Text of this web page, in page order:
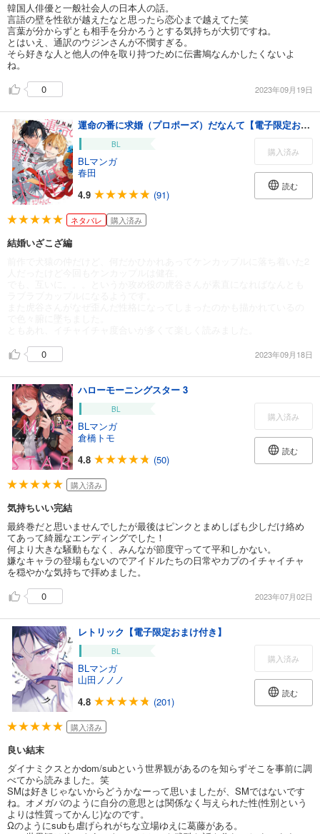
韓国人俳優と一般社会人の日本人の話。
言語の壁を性欲が越えたなと思ったら恋心まで越えてた笑
言葉が分からずとも相手を分かろうとする気持ちが大切ですね。
とはいえ、通訳のウジンさんが不憫すぎる。
そら好きな人と他人の仲を取り持つために伝書鳩なんかしたくないよ
ね。
0
2023年09月19日
運命の番に求婚（プロポーズ）だなんて【電子限定おまけ付き】
BL
BLマンガ
春田
4.9
(91)
購入済み
読む
ネタバレ 購入済み
結婚いざこざ編
0
2023年09月18日
ハローモーニングスター 3
BL
BLマンガ
倉橋トモ
4.8
(50)
購入済み
読む
購入済み
気持ちいい完結
最終巻だと思いませんでしたが最後はピンクとまめしばも少しだけ絡め
てあって綺麗なエンディングでした！
何より大きな騒動もなく、みんなが節度守ってて平和しかない。
嫌なキャラの登場もないのでアイドルたちの日常やカプのイチャイチャ
を穏やかな気持ちで拝めました。
0
2023年07月02日
レトリック【電子限定おまけ付き】
BL
BLマンガ
山田ノノノ
4.8
(201)
購入済み
読む
購入済み
良い結末
ダイナミクスとかdom/subという世界観があるのを知らずそこを事前に調
べてから読みました。笑
SMは好きじゃないからどうかなーって思いましたが、SMではないです
ね。オメガバのように自分の意思とは関係なく与えられた性(性別という
よりは性質ってかんじ)なのです。
Ωのようにsubも虐げられがちな立場ゆえに葛藤がある。